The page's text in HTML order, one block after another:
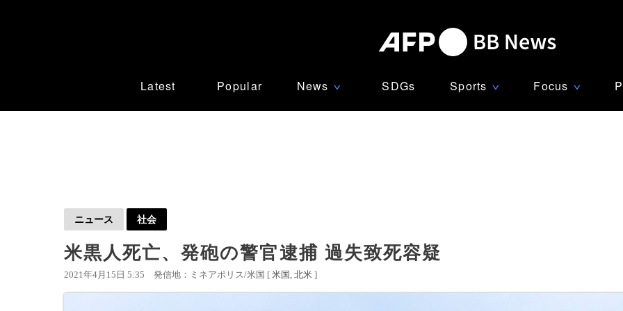
Latest Popular News ∨ SDGs Sports ∨ Focus ∨
ニュース 社会
米黒人死亡、発砲の警官逮捕 過失致死容疑
2021年4月15日 5:35 発信地：ミネアポリス/米国 [ 米国 北米 ]